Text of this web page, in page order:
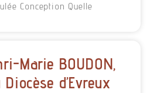
Conception Quelle
Marie BOUDON,
d’Evreux